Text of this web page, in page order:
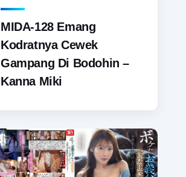
MIDA-128 Emang
Kodratnya Cewek
Gampang Di Bodohin –
Kanna Miki